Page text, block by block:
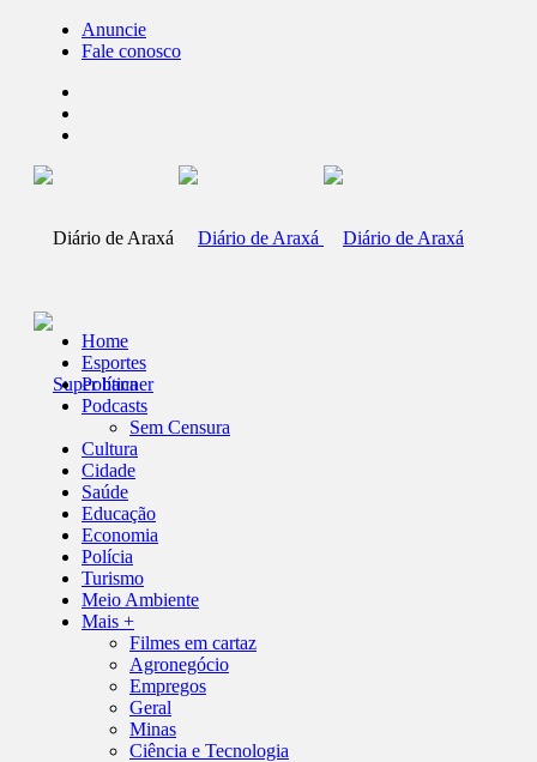
Anuncie
Fale conosco
Home
Esportes
Política
Podcasts
Sem Censura
Cultura
Cidade
Saúde
Educação
Economia
Polícia
Turismo
Meio Ambiente
Mais +
Filmes em cartaz
Agronegócio
Empregos
Geral
Minas
Ciência e Tecnologia